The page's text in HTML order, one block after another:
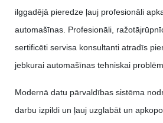
ilggadējā pieredze ļauj profesionāli
automašīnas. Profesionāli,
sertificēti servisa konsultanti atradīs
jebkurai automašīnas tehniskai
Modernā datu pārvaldības sistēma
darbu izpildi un ļauj uzglabāt un